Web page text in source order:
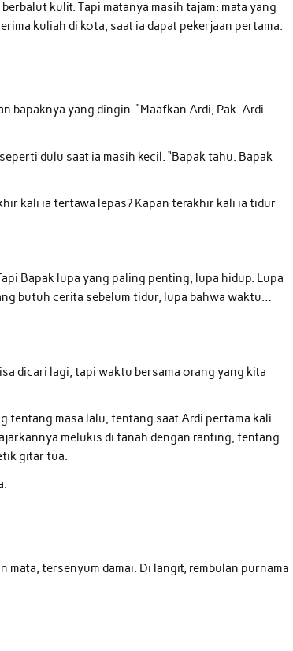
kulit. Tapi matanya masih tajam: mata yang
kuliah di kota, saat ia dapat pekerjaan pertama.
bapaknya yang dingin. “Maafkan Ardi, Pak. Ardi
dulu saat ia masih kecil. “Bapak tahu. Bapak
kali ia tertawa lepas? Kapan terakhir kali ia tidur
Bapak lupa yang paling penting, lupa hidup. Lupa
butuh cerita sebelum tidur, lupa bahwa waktu…
dicari lagi, tapi waktu bersama orang yang kita
tentang masa lalu, tentang saat Ardi pertama kali
melukis di tanah dengan ranting, tentang
gitar tua.
mata, tersenyum damai. Di langit, rembulan purnama